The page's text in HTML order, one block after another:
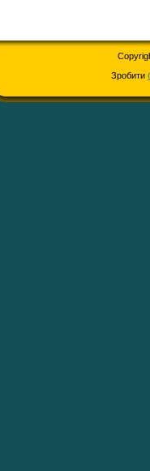
Зробити